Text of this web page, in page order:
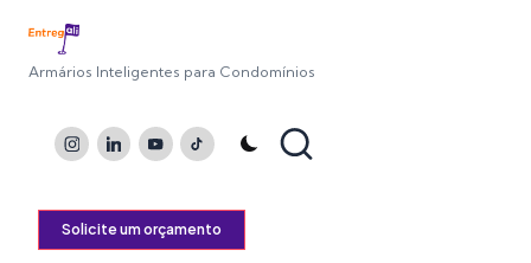
Armários Inteligentes para Condomínios
InstagramLinkedInYoutubeTikTok
Solicite um orçamento